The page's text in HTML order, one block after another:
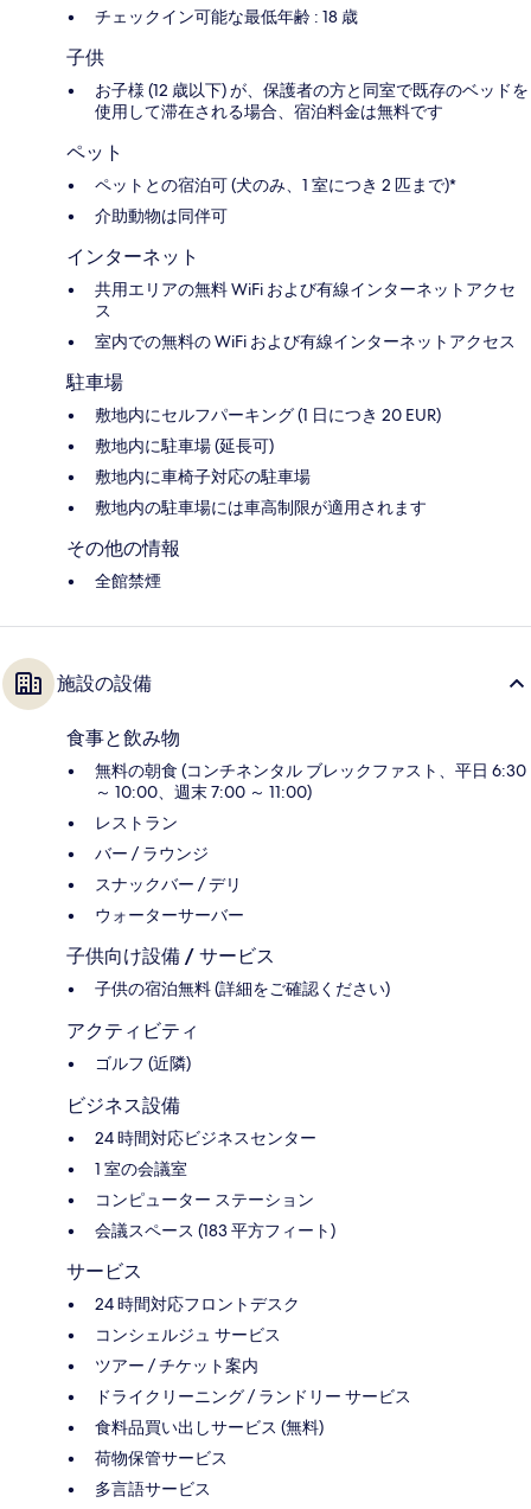
チェックイン可能な最低年齢 : 18 歳
子供
お子様 (12 歳以下) が、保護者の方と同室で既存のベッドを
使用して滞在される場合、宿泊料金は無料です
ペット
ペットとの宿泊可 (犬のみ、1 室につき 2 匹まで)*
介助動物は同伴可
インターネット
共用エリアの無料 WiFi および有線インターネットアクセ
ス
室内での無料の WiFi および有線インターネットアクセス
駐車場
敷地内にセルフパーキング (1 日につき 20 EUR)
敷地内に駐車場 (延長可)
敷地内に車椅子対応の駐車場
敷地内の駐車場には車高制限が適用されます
その他の情報
全館禁煙
施設の設備
食事と飲み物
無料の朝食 (コンチネンタル ブレックファスト、平日 6:30
～ 10:00、週末 7:00 ～ 11:00)
レストラン
バー / ラウンジ
スナックバー / デリ
ウォーターサーバー
子供向け設備 / サービス
子供の宿泊無料 (詳細をご確認ください)
アクティビティ
ゴルフ (近隣)
ビジネス設備
24 時間対応ビジネスセンター
1 室の会議室
コンピューター ステーション
会議スペース (183 平方フィート)
サービス
24 時間対応フロントデスク
コンシェルジュ サービス
ツアー / チケット案内
ドライクリーニング / ランドリー サービス
食料品買い出しサービス (無料)
荷物保管サービス
多言語サービス